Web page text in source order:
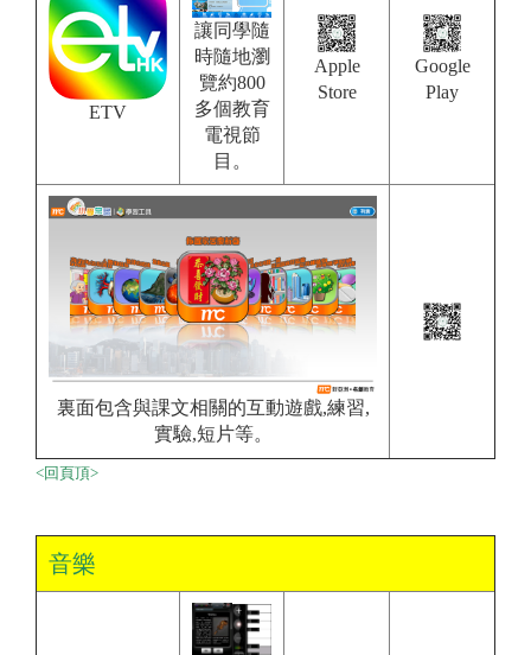
ETV
讓同學隨
時隨地瀏
覽約800
多個教育
電視節
目。
Apple
Store
Google
Play
裏面包含與課文相關的互動遊戲,練習,
實驗,短片等。
<回頁頂>
音樂